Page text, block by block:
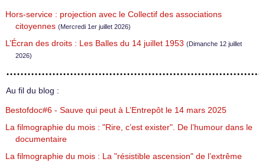
Hors-service : projection avec le Collectif des associations
citoyennes (Mercredi 1er juillet 2026)
L’Écran des droits : Les Balles du 14 juillet 1953 (Dimanche 12 juillet
2026)
Au fil du blog :
Bestofdoc#6 - Sauve qui peut à L’Entrepôt le 14 mars 2025
La filmographie du mois : "Rire, c’est exister". De l’humour dans le
documentaire
La filmographie du mois : La "résistible ascension" de l’extrême